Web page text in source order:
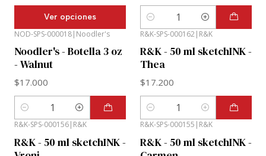
Ver opciones
Cantidad
NOD-SPS-000018| Noodler's
Noodler's - Botella 3 oz
- Walnut
$17.000
Cantidad
R&K-SPS-000162| R&K
R&K - 50 ml sketchINK -
Thea
$17.200
Cantidad
R&K-SPS-000156| R&K
R&K - 50 ml sketchINK -
R&K-SPS-000155 | R&K
R&K - 50 ml sketchINK -